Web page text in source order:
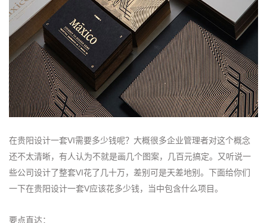
在贵阳设计一套VI需要多少钱呢？大概很多企业管理者对这个概念
还不太清晰，有人认为不就是画几个图案，几百元搞定。又听说一
些公司设计了整套VI花了几十万，差别可是天差地别。下面给你们
一下在贵阳设计一套V应该花多少钱，当中包含什么项目。
要点直达：